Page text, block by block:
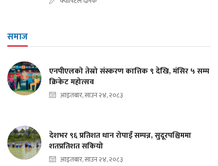
समाज
एनपीएलको तेस्रो संस्करण कात्तिक ९ देखि, मंसिर ५ सम्म
क्रिकेट महोत्सव
आइतबार, साउन २४, २०८३
देशभर ९६ प्रतिशत धान रोपाइँ सम्पन्न, सुदूरपश्चिममा
शतप्रतिशत सकियो
आइतबार, साउन २४, २०८३